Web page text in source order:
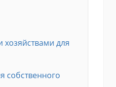
для
собственного